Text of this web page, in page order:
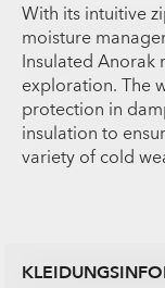
With its intuitive
moisture
Insulated Anorak
exploration. The
protection in
insulation to
variety of cold